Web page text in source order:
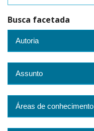
Busca facetada
Autoria
Assunto
Áreas de conhecimento